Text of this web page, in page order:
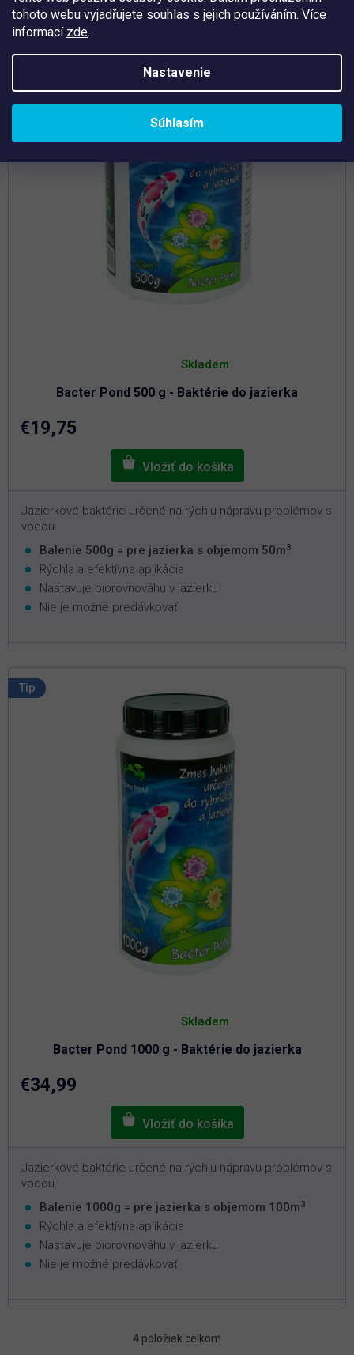
tohoto webu vyjadřujete souhlas s jejich používáním. Více
informací zde.
Nastavenie
Súhlasím
Tip
Bacter Pond 500 g - Baktérie do jazierka
hodnotenie
je
5,0
Skladem
€19,75
Jazierkové baktérie určené na rýchlu nápravu problémov s
vodou.
Balenie 500g = pre jazierka s objemom 50m3
Rýchla a efektívna aplikácia
Nastavuje biorovnováhu v jazierku
Nie je možné predávkovať
Tip
Bacter Pond 1000 g - Baktérie do jazierka
hodnotenie
je
4,8
Skladem
€34,99
Jazierkové baktérie určené na rýchlu nápravu problémov s
vodou.
Balenie 1000g = pre jazierka s objemom 100m3
Rýchla a efektívna aplikácia
Nastavuje biorovnováhu v jazierku
Nie je možné predávkovať
O
4 položiek celkom